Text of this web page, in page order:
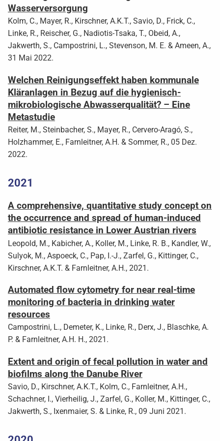
Wasserversorgung
Kolm, C., Mayer, R., Kirschner, A.K.T., Savio, D., Frick, C.,
Linke, R., Reischer, G., Nadiotis-Tsaka, T., Obeid, A.,
Jakwerth, S., Campostrini, L., Stevenson, M. E. & Ameen, A.,
31 Mai 2022.
Welchen Reinigungseffekt haben kommunale
Kläranlagen in Bezug auf die hygienisch-
mikrobiologische Abwasserqualität? – Eine
Metastudie
Reiter, M., Steinbacher, S., Mayer, R., Cervero-Aragó, S.,
Holzhammer, E., Farnleitner, A.H. & Sommer, R., 05 Dez.
2022.
2021
A comprehensive, quantitative study concept on
the occurrence and spread of human-induced
antibiotic resistance in Lower Austrian rivers
Leopold, M., Kabicher, A., Koller, M., Linke, R. B., Kandler, W.,
Sulyok, M., Aspoeck, C., Pap, I.-J., Zarfel, G., Kittinger, C.,
Kirschner, A.K.T. & Farnleitner, A.H., 2021.
Automated flow cytometry for near real-time
monitoring of bacteria in drinking water
resources
Campostrini, L., Demeter, K., Linke, R., Derx, J., Blaschke, A.
P. & Farnleitner, A.H. H., 2021.
Extent and origin of fecal pollution in water and
biofilms along the Danube River
Savio, D., Kirschner, A.K.T., Kolm, C., Farnleitner, A.H.,
Schachner, I., Vierheilig, J., Zarfel, G., Koller, M., Kittinger, C.,
Jakwerth, S., Ixenmaier, S. & Linke, R., 09 Juni 2021.